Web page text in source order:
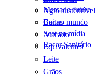
Agro sustentável
Cartas
Scot na mídia
Radar Sanitário
Mercado futuro
Boi no mundo
Atacado
Equivalentes
Leite
Grãos